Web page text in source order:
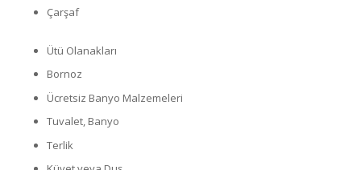
Çarşaf
Ütü Olanakları
Bornoz
Ücretsiz Banyo Malzemeleri
Tuvalet, Banyo
Terlik